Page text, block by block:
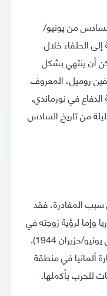
من يونيو/
إلى الحلفاء خلال
أن ينتهي بشكل
روميل، المعروف
في نورماندي.
من تاريخ السادس
المغادرة، فقد
وإما لرؤية زوجته في
عيد ميلادها (الذي صادف السادس من يونيو/حزيران 1944).
ألمانيا في منطقة
للحرب بأكملها.